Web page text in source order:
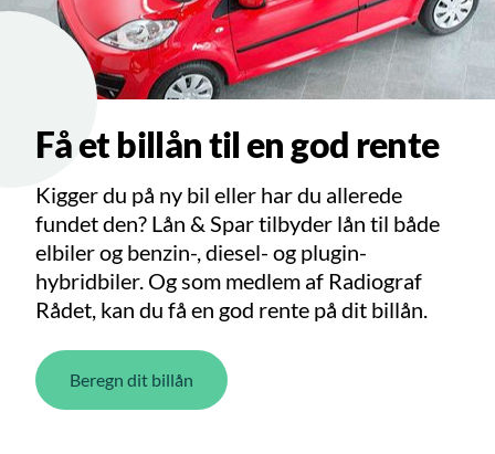
Få et billån til en god rente
Kigger du på ny bil eller har du allerede
fundet den? Lån & Spar tilbyder lån til både
elbiler og benzin-, diesel- og plugin-
hybridbiler. Og som medlem af Radiograf
Rådet, kan du få en god rente på dit billån.
Beregn dit billån